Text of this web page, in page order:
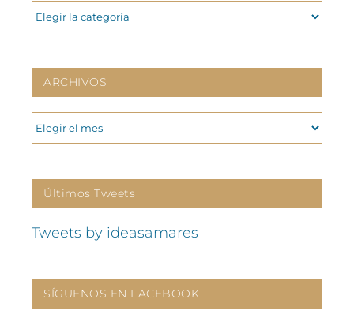
CATEGORIAS
ARCHIVOS
ARCHIVOS
Últimos Tweets
Tweets by ideasamares
SÍGUENOS EN FACEBOOK